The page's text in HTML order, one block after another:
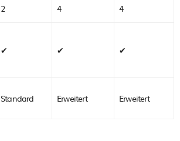
2 4
4
✔ ✔ ✔
Standard Erweitert Erweitert